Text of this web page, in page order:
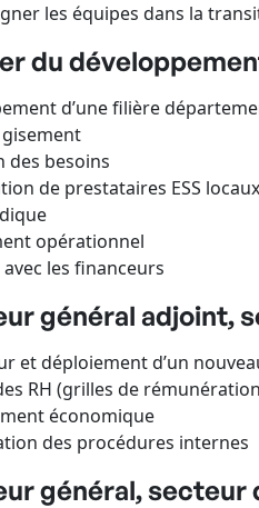
les équipes dans la
du
d’une filière
des besoins
de prestataires ESS locaux
opérationnel
les financeurs
général adjoint,
et déploiement d’un
RH (grilles de
économique
des procédures internes
général, secteur